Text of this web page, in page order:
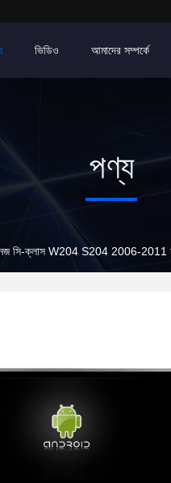
ভিডিও আমাদের সম্পর্কে
পণ্য
সি-ক্লাস W204 S204 2006-2011